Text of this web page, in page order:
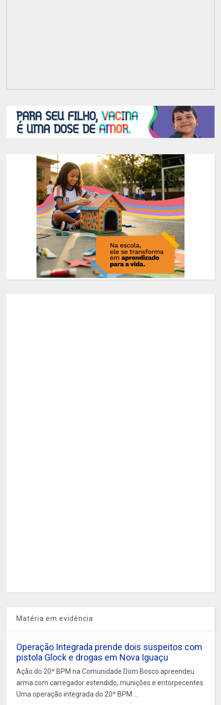
Matéria em evidência
Operação Integrada prende dois suspeitos com
pistola Glock e drogas em Nova Iguaçu
Ação do 20º BPM na Comunidade Dom Bosco apreendeu
arma com carregador estendido, munições e entorpecentes
Uma operação integrada do 20º BPM ...